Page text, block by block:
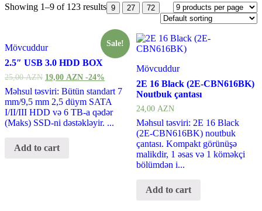
Showing 1–9 of 123 results 9 27 72
Sale!
Mövcuddur
2.5″ USB 3.0 HDD BOX
25,00AZN 19,00 AZN -24%
Məhsul təsviri: Bütün standart 7
mm/9,5 mm 2,5 düym SATA
I/II/III HDD və 6 TB-a qədər
(Maks) SSD-ni dəstəkləyir. ...
Add to cart
Mövcuddur
2E 16 Black (2E-CBN616BK)
Noutbuk çantası
24,00 AZN
Məhsul təsviri: 2E 16 Black
(2E-CBN616BK) noutbuk
çantası. Kompakt görünüşə
malikdir, 1 əsas və 1 köməkçi
bölümdən i...
Add to cart